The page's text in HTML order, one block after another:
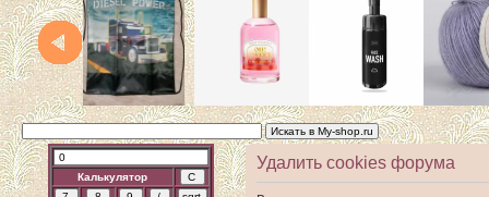
Калькулятор
Удалить cookies форума